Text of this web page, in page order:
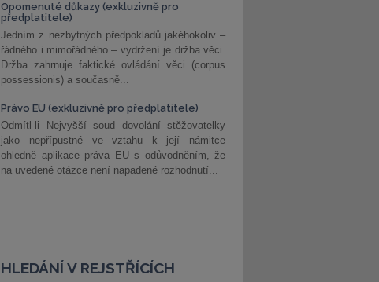
Opomenuté důkazy (exkluzivně pro
předplatitele)
Jedním z nezbytných předpokladů jakéhokoliv –
řádného i mimořádného – vydržení je držba věci.
Držba zahrnuje faktické ovládání věci (corpus
possessionis) a současně...
Právo EU (exkluzivně pro předplatitele)
Odmítl-li Nejvyšší soud dovolání stěžovatelky
jako nepřípustné ve vztahu k její námitce
ohledně aplikace práva EU s odůvodněním, že
na uvedené otázce není napadené rozhodnutí...
HLEDÁNÍ V REJSTŘÍCÍCH